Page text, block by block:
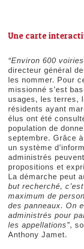
Une carte
“Environ 600
directeur général
les nommer. Pour
missionné s’est
usages, les terres,
résidents ayant
élus ont été
population de
septembre. Grâce à
un système
administrés
propositions et
La démarche peut
but recherché,
maximum de
des panneaux. On
administrés pour
les appellations”,
Anthony Jamet.